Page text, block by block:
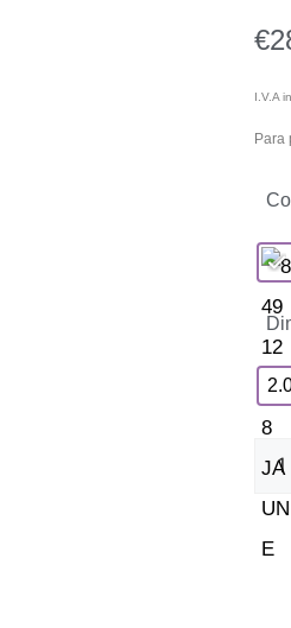
€
I.V.A
Para